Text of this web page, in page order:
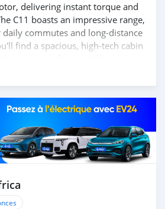
delivering instant torque and
C11 boasts an impressive range,
commutes and long-distance
find a spacious, high-tech cabin
interface, intelligent
and the latest driver-assistance
safety and convenience.
electric mobility with the
more and book your test